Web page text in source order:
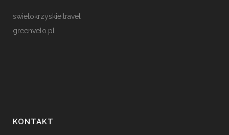
swietokrzyskie.travel
greenvelo.pl
KONTAKT